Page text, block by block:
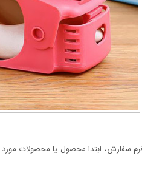
سفارش، ابتدا محصول یا محصولات مورد